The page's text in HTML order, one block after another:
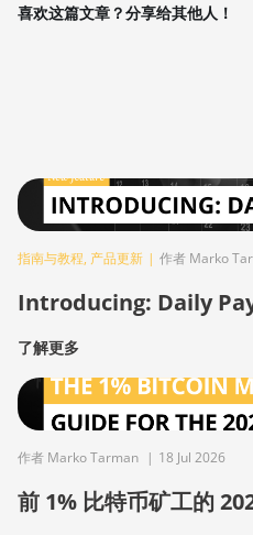
喜欢这篇文章？分享给其他人！
指南与教程, 产品更新 | 作者 Marko
Introducing: Daily
了解更多
作者 Marko Tarman | 18 Jul 2026
前 1% 比特币矿工的